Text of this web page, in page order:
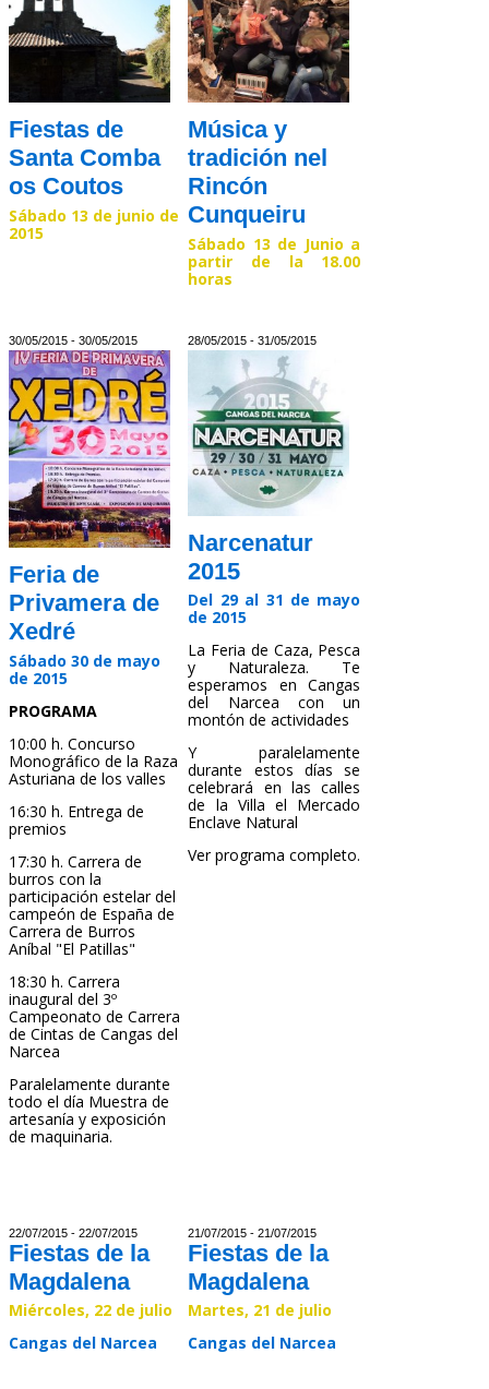
Fiestas de
Santa Comba
os Coutos
Sábado 13 de junio de
2015
Música y
tradición nel
Rincón
Cunqueiru
Sábado 13 de Junio a
partir de la 18.00
horas
30/05/2015 - 30/05/2015
Feria de
Privamera de
Xedré
Sábado 30 de mayo
de 2015
PROGRAMA
10:00 h. Concurso
Monográfico de la Raza
Asturiana de los valles
16:30 h. Entrega de
premios
17:30 h. Carrera de
burros con la
participación estelar del
campeón de España de
Carrera de Burros
Aníbal "El Patillas"
18:30 h. Carrera
inaugural del 3º
Campeonato de Carrera
de Cintas de Cangas del
Narcea
Paralelamente durante
todo el día Muestra de
artesanía y exposición
de maquinaria.
28/05/2015 - 31/05/2015
Narcenatur
2015
Del 29 al 31 de mayo
de 2015
La Feria de Caza, Pesca
y Naturaleza. Te
esperamos en Cangas
del Narcea con un
montón de actividades
Y paralelamente
durante estos días se
celebrará en las calles
de la Villa el Mercado
Enclave Natural
Ver programa completo.
22/07/2015 - 22/07/2015
Fiestas de la
Magdalena
Miércoles, 22 de julio
Cangas del Narcea
21/07/2015 - 21/07/2015
Fiestas de la
Magdalena
Martes, 21 de julio
Cangas del Narcea